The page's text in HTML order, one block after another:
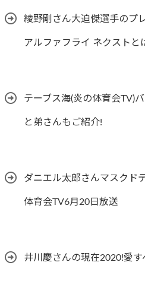
綾野剛さん大迫傑選手のプ
アルファフライ ネクストと
テーブス海(炎の体育会TV)
と弟さんもご紹介!
ダニエル太郎さんマスクド
体育会TV6月20日放送
井川慶さんの現在2020!愛